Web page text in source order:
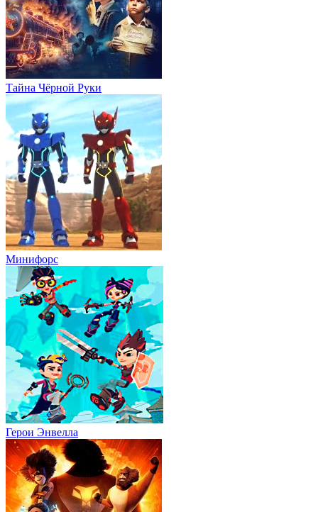
Тайна Чёрной Руки
Минифорс
Герои Энвелла